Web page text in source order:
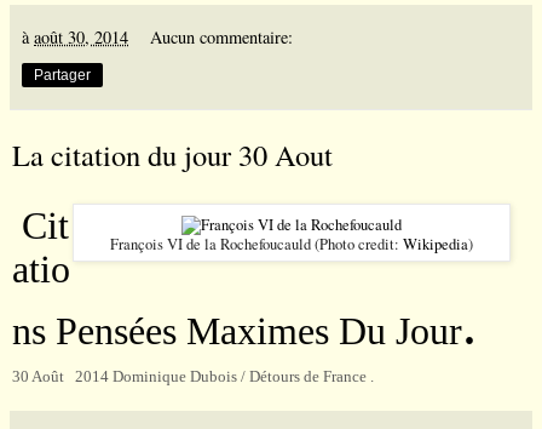
àaoût 30, 2014 Aucun commentaire:
Partager
La citation du jour 30 Aout
François VI de la Rochefoucauld (Photo credit:Wikipedia)
Cit
atio
ns Pensées Maximes Du Jour.
30 Août 2014 Dominique Dubois / Détours de France .